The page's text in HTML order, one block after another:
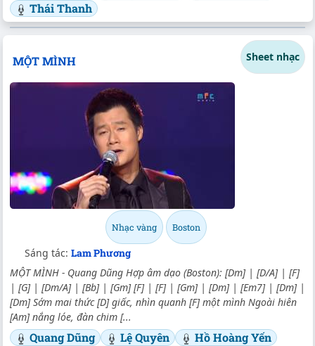
Thái Thanh
MỘT MÌNH Sheet nhạc
Nhạc vàng Boston
Sáng tác: Lam Phương
MỘT MÌNH - Quang Dũng Hợp âm dạo (Boston): [Dm] | [D/A] | [F]
| [G] | [Dm/A] | [Bb] | [Gm] [F] | [F] | [Gm] | [Dm] | [Em7] | [Dm] |
[Dm] Sớm mai thức [D] giấc, nhìn quanh [F] một mình Ngoài hiên
[Am] nắng lóe, đàn chim [...
Quang Dũng Lệ Quyên
Hồ Hoàng Yến